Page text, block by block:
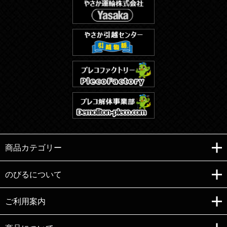
商品カテゴリー
のびるについて
ご利用案内
Copyright (C)e-nobiru All right reserved.